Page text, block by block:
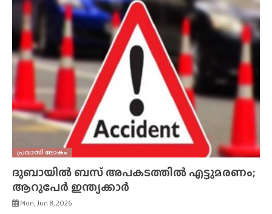
പ്രവാസി ലോകം
ദുബായിൽ ബസ് അപകടത്തിൽ എട്ടുമരണം;
ആറുപേർ ഇന്ത്യക്കാർ
Mon, Jun 8, 2026